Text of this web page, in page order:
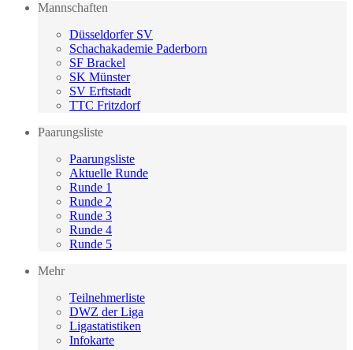
Mannschaften
Düsseldorfer SV
Schachakademie Paderborn
SF Brackel
SK Münster
SV Erftstadt
TTC Fritzdorf
Paarungsliste
Paarungsliste
Aktuelle Runde
Runde 1
Runde 2
Runde 3
Runde 4
Runde 5
Mehr
Teilnehmerliste
DWZ der Liga
Ligastatistiken
Infokarte